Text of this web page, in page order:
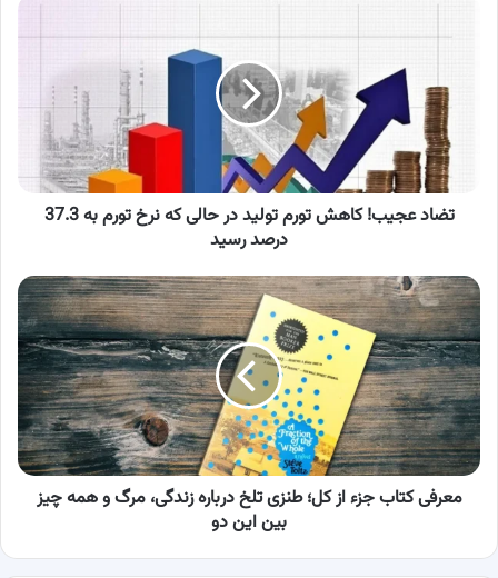
درصد
رسید
تضاد عجیب! کاهش تورم تولید در حالی که نرخ تورم به 37.3
درصد رسید
معرفی
کتاب
جزء
از
کل؛
طنزی
تلخ
درباره
زندگی،
مرگ
چیز
معرفی کتاب جزء از کل؛ طنزی تلخ درباره زندگی، مرگ و همه چیز
بین این دو